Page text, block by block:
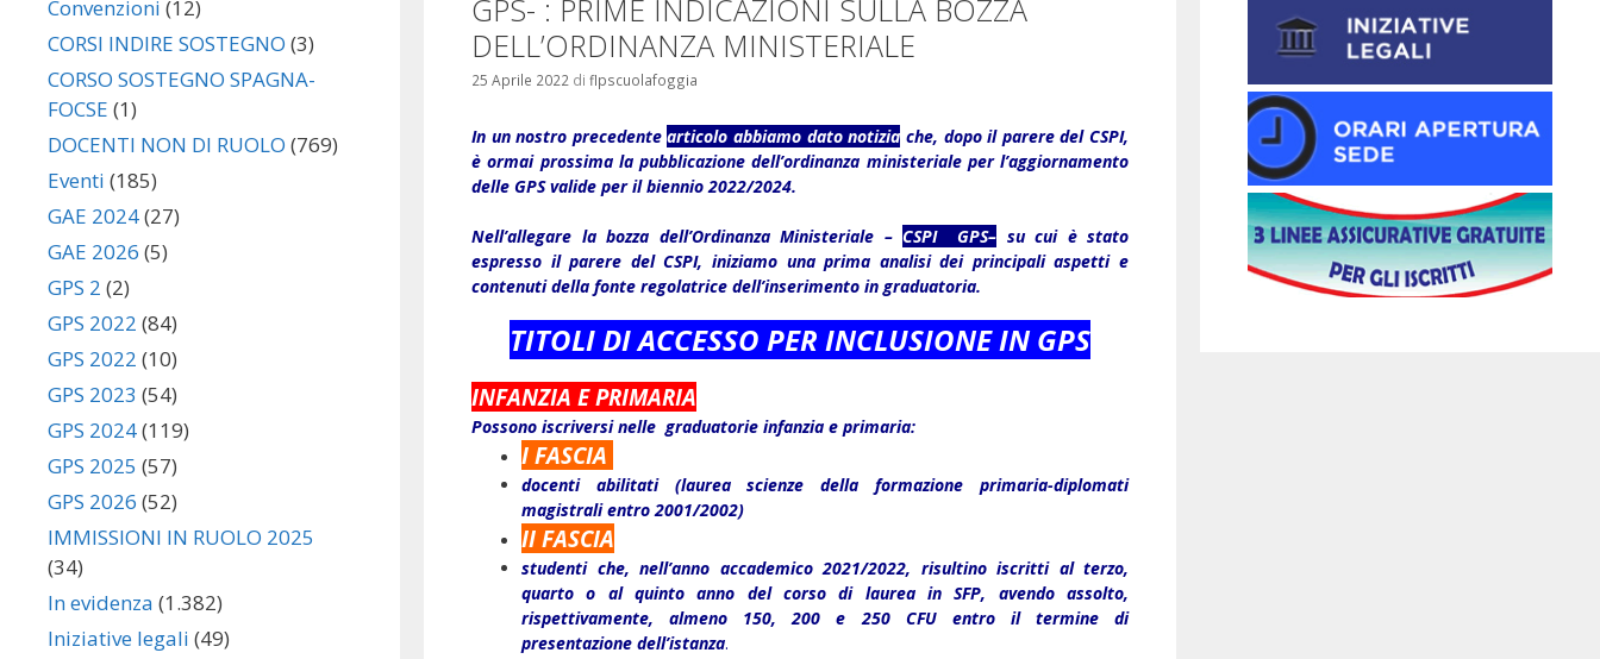
GPS- : PRIME INDICAZIONI SULLA BOZZA
DELL’ORDINANZA MINISTERIALE
25 Aprile 2022 di flpscuolafoggia
In un nostro precedentearticolo abbiamo dato notizia che, dopo il parere del CSPI,
è ormai prossima la pubblicazione dell’ordinanza ministeriale per l’aggiornamento
delle GPS valide per il biennio 2022/2024.
Nell’allegare la bozza dell’Ordinanza Ministeriale – CSPI GPS– su cui è stato
espresso il parere del CSPI, iniziamo una prima analisi dei principali aspetti e
contenuti della fonte regolatrice dell’inserimento in graduatoria.
TITOLI DI ACCESSO PER INCLUSIONE IN GPS
INFANZIA E PRIMARIA
Possono iscriversi nelle graduatorie infanzia e primaria:
I FASCIA
docenti abilitati (laurea scienze della formazione primaria-diplomati
magistrali entro 2001/2002)
II FASCIA
studenti che, nell’anno accademico 2021/2022, risultino iscritti al terzo,
quarto o al quinto anno del corso di laurea in SFP, avendo assolto,
rispettivamente, almeno 150, 200 e 250 CFU entro il termine di
presentazione dell’istanza.
Convenzioni (12)
CORSI INDIRE SOSTEGNO (3)
CORSO SOSTEGNO SPAGNA-
FOCSE (1)
DOCENTI NON DI RUOLO (769)
Eventi (185)
GAE 2024(27)
GAE 2026 (5)
GPS 2 (2)
GPS 2022 (84)
GPS 2022 (10)
GPS 2023 (54)
GPS 2024(119)
GPS 2025 (57)
GPS 2026 (52)
IMMISSIONI IN RUOLO 2025
(34)
In evidenza (1.382)
Iniziative legali (49)